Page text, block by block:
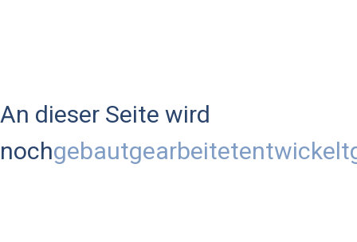
An dieser Seite wird
nochgebautgearbeitetentwickelt